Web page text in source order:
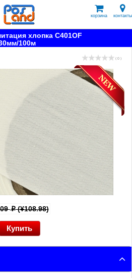
корзина контакты
хлопка C401OF
100м
( 0 )
p(¥108.98)